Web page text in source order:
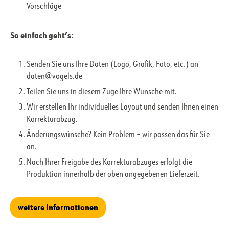
Vorschläge
So einfach geht’s:
Senden Sie uns Ihre Daten (Logo, Grafik, Foto, etc.) an
daten@vogels.de
Teilen Sie uns in diesem Zuge Ihre Wünsche mit.
Wir erstellen Ihr individuelles Layout und senden Ihnen einen
Korrekturabzug.
Änderungswünsche? Kein Problem – wir passen das für Sie
an.
Nach Ihrer Freigabe des Korrekturabzuges erfolgt die
Produktion innerhalb der oben angegebenen Lieferzeit.
weitere Informationen